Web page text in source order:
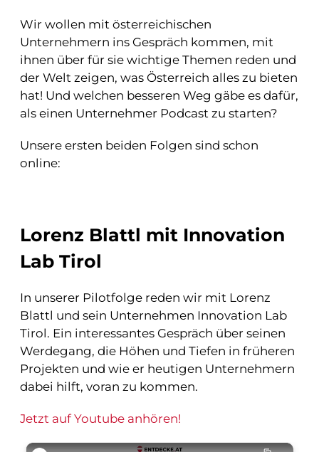
Wir wollen mit österreichischen
Unternehmern ins Gespräch kommen, mit
ihnen über für sie wichtige Themen reden und
der Welt zeigen, was Österreich alles zu bieten
hat! Und welchen besseren Weg gäbe es dafür,
als einen Unternehmer Podcast zu starten?
Unsere ersten beiden Folgen sind schon
online:
Lorenz Blattl mit Innovation
Lab Tirol
In unserer Pilotfolge reden wir mit Lorenz
Blattl und sein Unternehmen Innovation Lab
Tirol. Ein interessantes Gespräch über seinen
Werdegang, die Höhen und Tiefen in früheren
Projekten und wie er heutigen Unternehmern
dabei hilft, voran zu kommen.
Jetzt auf Youtube anhören!